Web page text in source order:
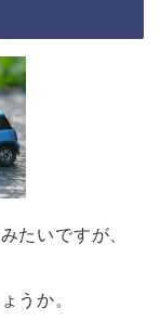
たいですが、
うか。